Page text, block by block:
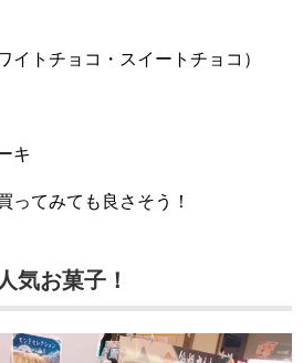
イトチョコ・スイートチョコ）
キ
ってみても良さそう！
気お菓子！